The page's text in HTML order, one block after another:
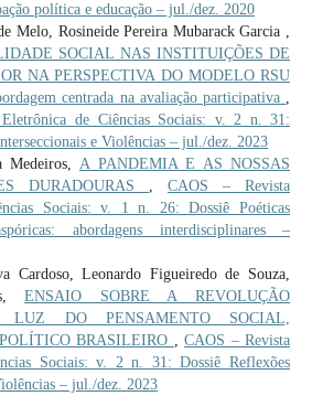
política e educação – jul./dez. 2020
Melo, Rosineide Pereira Mubarack Garcia ,
SOCIAL NAS INSTITUIÇÕES DE
NA PERSPECTIVA DO MODELO RSU
centrada na avaliação participativa ,
de Ciências Sociais: v. 2 n. 31:
e Violências – jul./dez. 2023
Medeiros, A PANDEMIA E AS NOSSAS
DURADOURAS ,CAOS – Revista
Sociais: v. 1 n. 26: Dossiê Poéticas
abordagens interdisciplinares –
Cardoso, Leonardo Figueiredo de Souza,
ENSAIO SOBRE A REVOLUÇÃO
LUZ DO PENSAMENTO SOCIAL,
BRASILEIRO ,CAOS – Revista
Sociais: v. 2 n. 31: Dossiê Reflexões
– jul./dez. 2023